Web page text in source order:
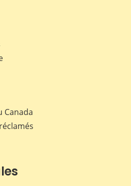
Canada